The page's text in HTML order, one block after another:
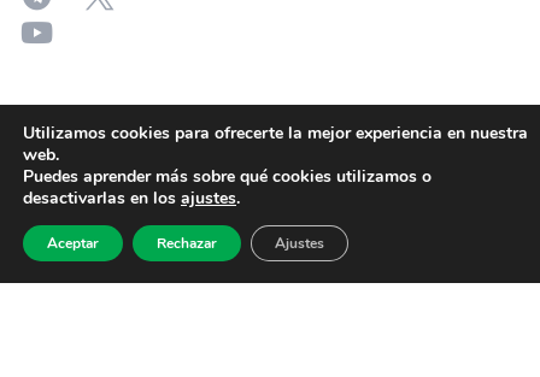
Utilizamos cookies para ofrecerte la mejor experiencia en nuestra
web.
Puedes aprender más sobre qué cookies utilizamos o
desactivarlas en los ajustes.
Aceptar Rechazar Ajustes